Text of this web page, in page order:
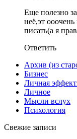
Еще полезно
неё,эт
писать(а я
Ответить
Архив (из
Бизнес
Личная
Личное
Мысли вслух
Психология
Свежие записи